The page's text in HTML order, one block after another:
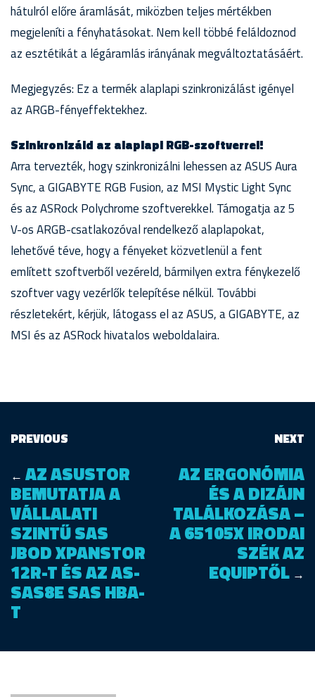
hátulról előre áramlását, miközben teljes mértékben
megjeleníti a fényhatásokat. Nem kell többé feláldoznod
az esztétikát a légáramlás irányának megváltoztatásáért.
Megjegyzés: Ez a termék alaplapi szinkronizálást igényel
az ARGB-fényeffektekhez.
Szinkronizáld az alaplapi RGB-szoftverrel!
Arra tervezték, hogy szinkronizálni lehessen az ASUS Aura
Sync, a GIGABYTE RGB Fusion, az MSI Mystic Light Sync
és az ASRock Polychrome szoftverekkel. Támogatja az 5
V-os ARGB-csatlakozóval rendelkező alaplapokat,
lehetővé téve, hogy a fényeket közvetlenül a fent
említett szoftverből vezéreld, bármilyen extra fénykezelő
szoftver vagy vezérlők telepítése nélkül. További
részletekért, kérjük, látogass el az ASUS, a GIGABYTE, az
MSI és az ASRock hivatalos weboldalaira.
PREVIOUS
← AZ ASUSTOR
BEMUTATJA A
VÁLLALATI
SZINTŰ SAS
JBOD XPANSTOR
12R-T ÉS AZ AS-
SAS8E SAS HBA-
T
NEXT
AZ ERGONÓMIA
ÉS A DIZÁJN
TALÁLKOZÁSA –
A 65105X IRODAI
SZÉK AZ
EQUIPTŐL →